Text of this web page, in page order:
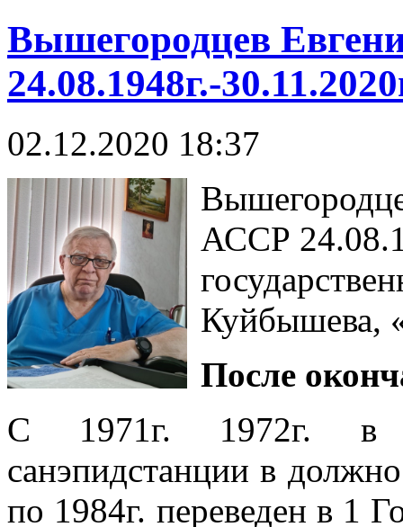
Вышегородцев
24.08.1948г.-
02.12.2020 18:37
АССР
Куйбышева,
После
С 1971г. 1972г. в
санэпидстанции в
по 1984г. переведен в 1